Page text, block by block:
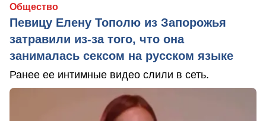
Общество
Певицу Елену Тополю из Запорожья
затравили из-за того, что она
занималась сексом на русском языке
Ранее ее интимные видео слили в сеть.